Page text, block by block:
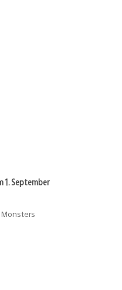
1. September
Monsters